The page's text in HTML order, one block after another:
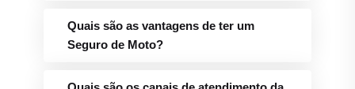
Quais são as vantagens de ter um
Seguro de Moto?